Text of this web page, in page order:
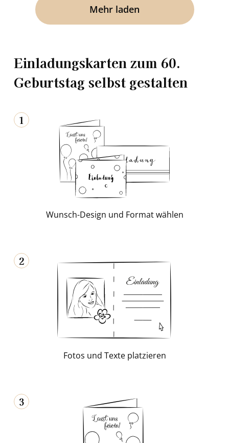
Mehr laden
Einladungskarten zum 60.
Geburtstag selbst gestalten
1
Wunsch-​Design und For­mat wäh­len
2
Fotos und Texte plat­zie­ren
3